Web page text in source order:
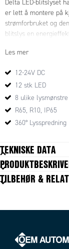
Delta LED-blitslyset
er lett å montere på
strømforbruket og
blitslys en
Les mer
12-24V DC
12 stk LED
8 ulike lysmønstre
R65, R10, IP65
360° Lysspredning
TEKNISKE DATA
EMC
IP-klasse
TILBEHØR &